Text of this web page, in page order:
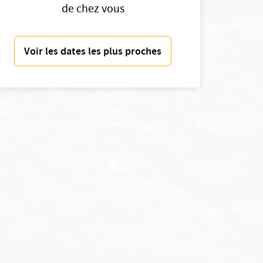
de chez vous
Voir les dates les plus proches